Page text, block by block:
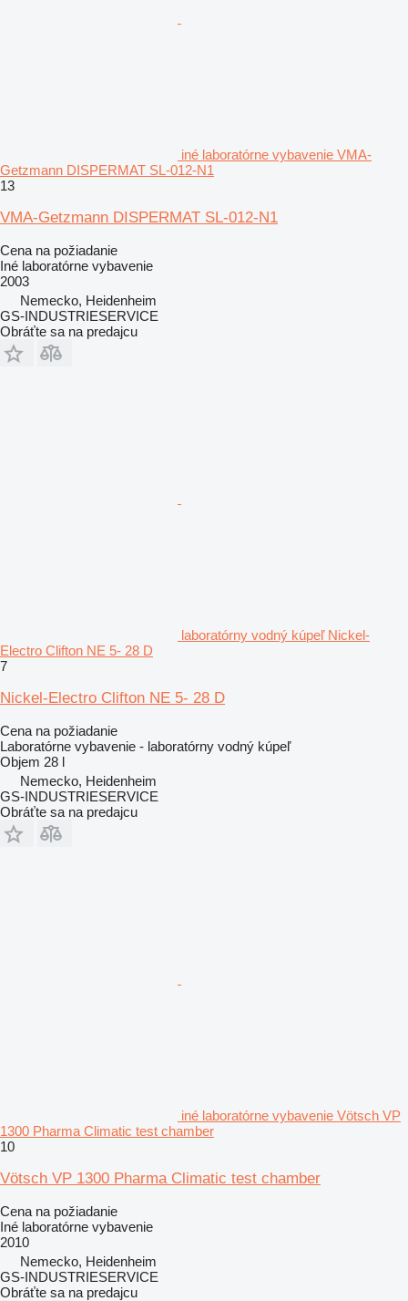
iné laboratórne vybavenie VMA-
Getzmann DISPERMAT SL-012-N1
13
VMA-Getzmann DISPERMAT SL-012-N1
Cena na požiadanie
Iné laboratórne vybavenie
2003
Nemecko, Heidenheim
GS-INDUSTRIESERVICE
Obráťte sa na predajcu
laboratórny vodný kúpeľ Nickel-
Electro Clifton NE 5- 28 D
7
Nickel-Electro Clifton NE 5- 28 D
Cena na požiadanie
Laboratórne vybavenie - laboratórny vodný kúpeľ
Objem 28 l
Nemecko, Heidenheim
GS-INDUSTRIESERVICE
Obráťte sa na predajcu
iné laboratórne vybavenie Vötsch VP
1300 Pharma Climatic test chamber
10
Vötsch VP 1300 Pharma Climatic test chamber
Cena na požiadanie
Iné laboratórne vybavenie
2010
Nemecko, Heidenheim
GS-INDUSTRIESERVICE
Obráťte sa na predajcu